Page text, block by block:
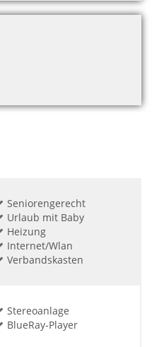
Seniorengerecht
Urlaub mit Baby
Heizung
Internet/Wlan
Verbandskasten
Stereoanlage
BlueRay-Player